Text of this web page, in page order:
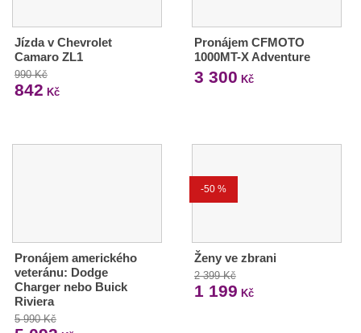
Jízda v Chevrolet
Camaro ZL1
990 Kč
842 Kč
Pronájem CFMOTO
1000MT-X Adventure
3 300 Kč
Pronájem amerického
veteránu: Dodge
Charger nebo Buick
Riviera
5 990 Kč
-50 %
Ženy ve zbrani
2 399 Kč
1 199 Kč